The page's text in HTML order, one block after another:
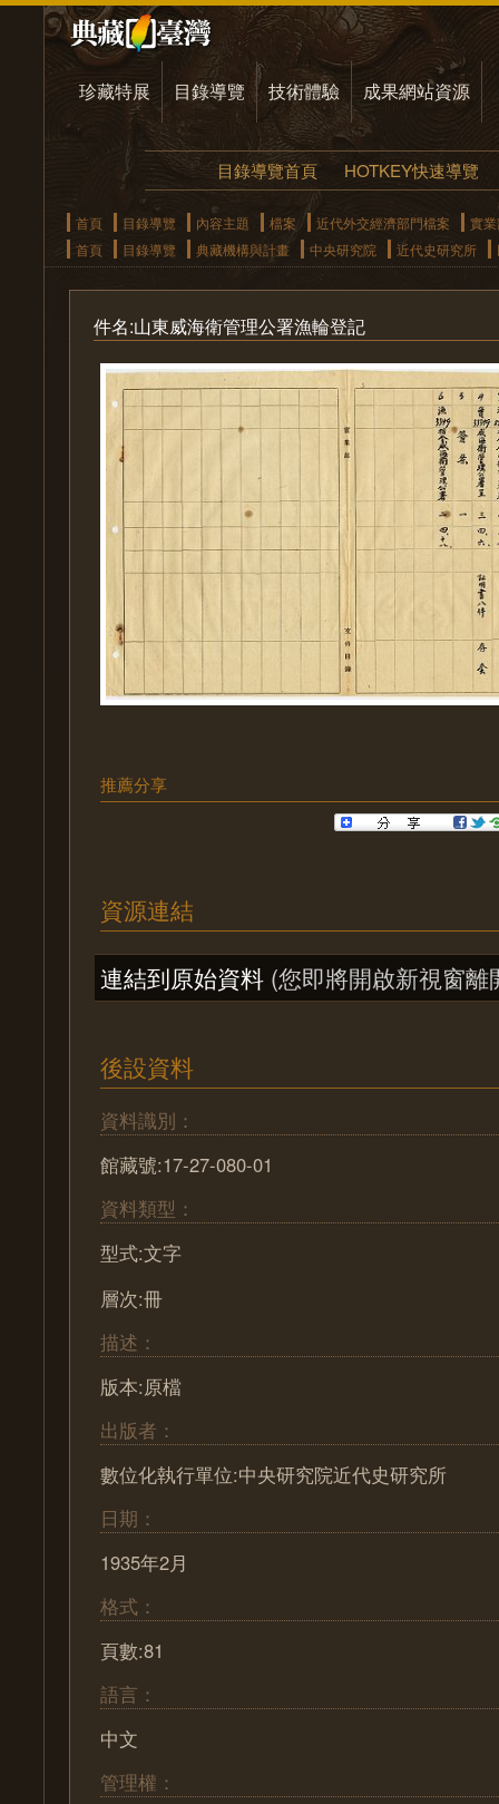
珍藏特展 目錄導覽 技術體驗 成果網站資源
目錄導覽首頁 HOTKEY快速導覽
首頁 目錄導覽 內容主題 檔案 近代外交經濟部門檔案
實
首頁
目錄導覽 典藏機構與計畫 中央研究院 近代史研究所
件名:山東威海衛管理公署漁輪登記
推薦分享
資源連結
連結到原始資料 (您即將開啟新視窗離
後設資料
資料識別：
館藏號:17-27-080-01
資料類型：
型式:文字
層次:冊
描述：
版本:原檔
出版者：
數位化執行單位:中央研究院近代史研究所
日期：
1935年2月
格式：
頁數:81
語言：
中文
管理權：